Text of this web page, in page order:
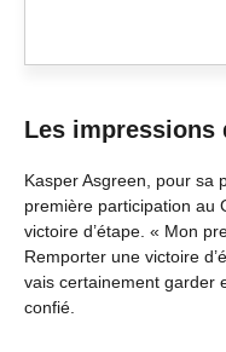
Les impressions
Kasper Asgreen, pour sa
première participation au
victoire d’étape. « Mon
Remporter une victoire
vais certainement garder
confié.